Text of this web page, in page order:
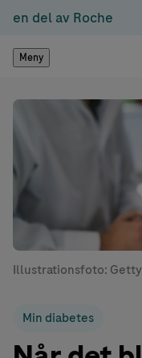
en del av Roche
Meny
Illustrationsfoto: Getty
Min diabetes